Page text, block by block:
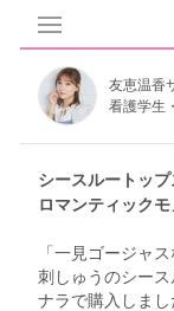
友恵温香
看護学生
シースルートッ
ロマンティック
「一見ゴージャ
刺しゅうのシー
ナラで購入しま